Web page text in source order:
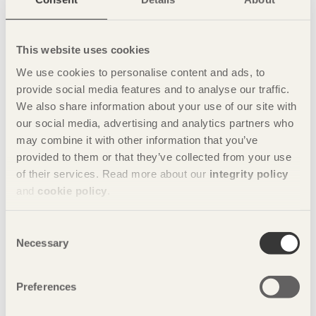
This website uses cookies
We use cookies to personalise content and ads, to
provide social media features and to analyse our traffic.
We also share information about your use of our site with
our social media, advertising and analytics partners who
may combine it with other information that you’ve
provided to them or that they’ve collected from your use
of their services. Read more about our integrity policy
and cookie policy
Selection
Necessary
Preferences
5 december 2018
Med siktet inställt på Mittens rike
Vi har alltid ett val!
Hållbart byggande nu!
6 mars 2018
Vi bygger en ny industri
28 november 2017
Globala effekter skapas lokalt
31 maj 2017
Våga visa mod